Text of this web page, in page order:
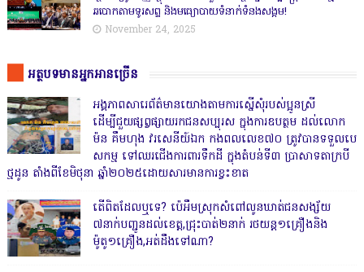
ឆបោកតាមទូរសព្ទ និងមធ្យោបាយទំនាក់ទំនងសង្គម!
November 24, 2025
អត្ថបទមានអ្នកអានច្រើន
អង្គភាពសារេព័ត៌មានយោងតាមការស្នើសុំរបស់ប្អូនស្រី
ដើម្បីជួយផ្សព្វផ្សាយរកជនសប្បុរស ក្នុងការឧបត្ថម ដល់លោក
ម៉ន គឹមហុង វរសេនីយ៍ឯក កងពលលេខ៧០ ត្រូវបានទទួលបេ
សកម្ម ទៅឈរជើងការពារទឹកដី ក្នុងតំបន់ទី៣ ប្រាសាទតាក្របី
ថ្មដូន តាំងពីខែមិថុនា ឆ្នាំ២០២៥ដោយសារមានការខ្វះខាត
តើពិតដែលឬទេ? ប៉េអឹមស្រុកសំពៅលូនឃាត់ជនសង្ស័យ
៧នាក់បញ្ជូនដល់ខេត្ត,ជ្រុះបាត់២នាក់ រថយន្ត១គ្រឿងនិង
ម៉ូតូ១គ្រឿង,អត់ដឹងទៅណា?